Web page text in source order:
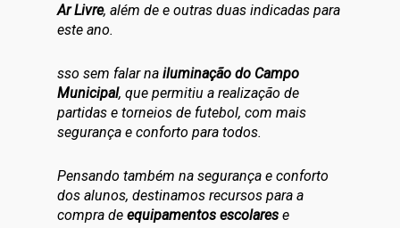
Ar Livre, além de e outras duas indicadas para
este ano.
sso sem falar na iluminação do Campo
Municipal, que permitiu a realização de
partidas e torneios de futebol, com mais
segurança e conforto para todos.
Pensando também na segurança e conforto
dos alunos, destinamos recursos para a
compra de equipamentos escolares e